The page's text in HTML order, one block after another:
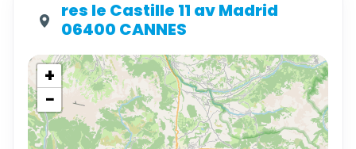
res le Castille 11 av Madrid
06400 CANNES
+
−